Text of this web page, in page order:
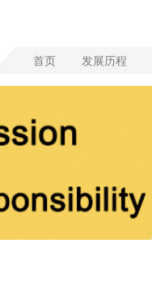
首页 发展历程